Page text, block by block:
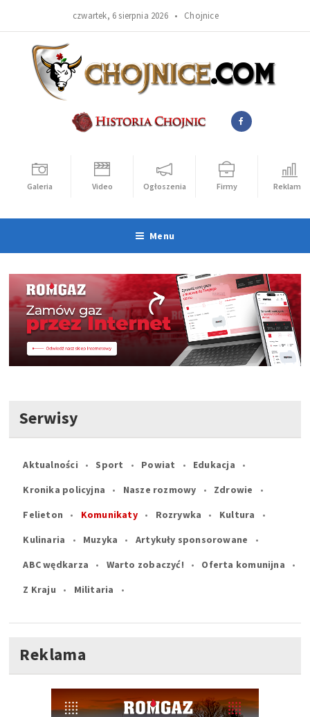
czwartek, 6 sierpnia 2026 • Chojnice
Galeria Video Ogłoszenia Firmy Reklama
Menu
Serwisy
Aktualności Sport Powiat
Edukacja
Kronika policyjna
Nasze rozmowy
Zdrowie
Felieton
Komunikaty Rozrywka
Kultura
Kulinaria
Muzyka
Artykuły sponsorowane
ABC wędkarza
Warto zobaczyć!
Oferta komunijna
Z Kraju
Militaria
Reklama